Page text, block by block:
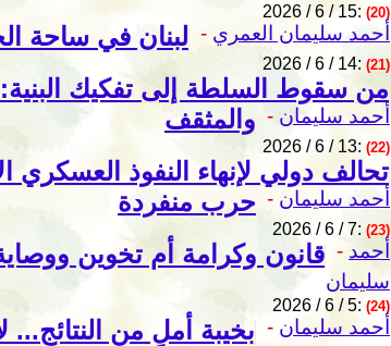
2026 / 6 / 15: (20)
لبنان في ساحة - أحمد سليمان العمري
2026 / 6 / 14: (21)
من سقوط السلطة إلى تفكيك
والمثقف - أحمد سليمان
2026 / 6 / 13: (22)
تحالف دولي لإنهاء النفوذ العسكري
حرب منفردة - أحمد سليمان
2026 / 6 / 7: (23)
قانون وكرامة أم تخوين - أحمد
سليمان
2026 / 6 / 5: (24)
بخيبة أملٍ من النتائج... - أحمد سليمان